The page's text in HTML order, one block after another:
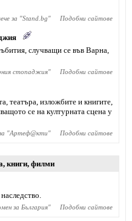
за "Stand.bg" Подобни сайтове
случващи се във Варна,
стопаджия" Подобни сайтове
театъра, изложбите и книгите,
се на културната сцена у
"Артеф@кти" Подобни сайтове
, книги, филми
за България" Подобни сайтове